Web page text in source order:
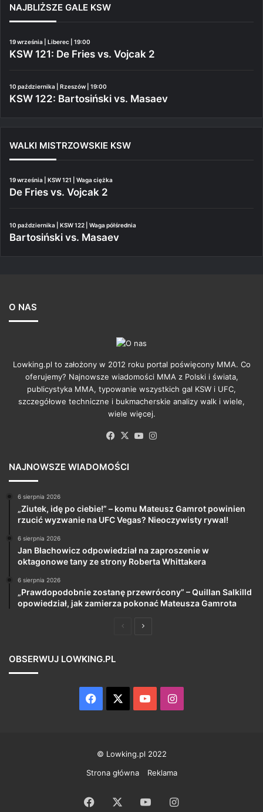
NAJBLIŻSZE GALE KSW
19 września | Liberec | 19:00
KSW 121: De Fries vs. Vojcak 2
10 października | Rzeszów | 19:00
KSW 122: Bartosiński vs. Masaev
WALKI MISTRZOWSKIE KSW
19 września | KSW 121 | Waga ciężka
De Fries vs. Vojcak 2
10 października | KSW 122 | Waga półśrednia
Bartosiński vs. Masaev
O NAS
Lowking.pl to założony w 2012 roku portal poświęcony MMA. Co
oferujemy? Najnowsze wiadomości MMA z Polski i świata,
publicystyka MMA, typowanie wszystkich gal KSW i UFC,
szczegółowe techniczne i bukmacherskie analizy walk i wiele,
wiele więcej.
Facebook
X YouTube
NAJNOWSZE WIADOMOŚCI
6 sierpnia 2026
„Ziutek, idę po ciebie!” – komu Mateusz Gamrot powinien
rzucić wyzwanie na UFC Vegas? Nieoczywisty rywal!
6 sierpnia 2026
Jan Błachowicz odpowiedział na zaproszenie w
oktagonowe tany ze strony Roberta Whittakera
6 sierpnia 2026
„Prawdopodobnie zostanę przewrócony” – Quillan Salkilld
opowiedział, jak zamierza pokonać Mateusza Gamrota
PoprzedniaNastępna
OBSERWUJ LOWKING.PL
Facebook YouTubeInstagram
© Lowking.pl 2022
Strona główna
Reklama
Facebook YouTubeInstagram